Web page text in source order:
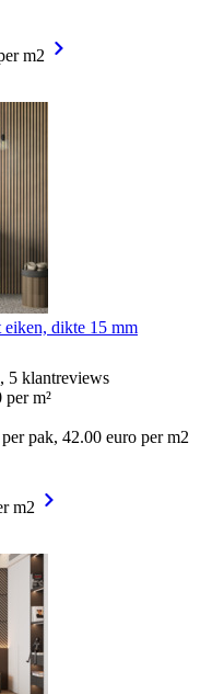
m2
dikte 15 mm
5 klantreviews
per m²
pak, 42.00 euro per m2
m2